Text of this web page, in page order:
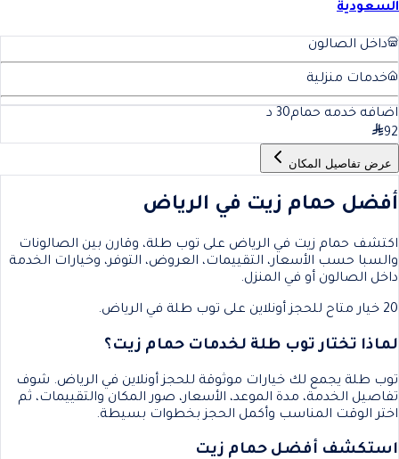
السعودية
داخل الصالون
خدمات منزلية
اضافه خدمه حمام30 د
92
عرض تفاصيل المكان
أفضل حمام زيت في الرياض
اكتشف حمام زيت في الرياض على توب طلة، وقارن بين الصالونات
والسبا حسب الأسعار، التقييمات، العروض، التوفر، وخيارات الخدمة
داخل الصالون أو في المنزل.
20 خيار متاح للحجز أونلاين على توب طلة في الرياض.
لماذا تختار توب طلة لخدمات حمام زيت؟
توب طلة يجمع لك خيارات موثوقة للحجز أونلاين في الرياض. شوف
تفاصيل الخدمة، مدة الموعد، الأسعار، صور المكان والتقييمات، ثم
اختر الوقت المناسب وأكمل الحجز بخطوات بسيطة.
استكشف أفضل حمام زيت